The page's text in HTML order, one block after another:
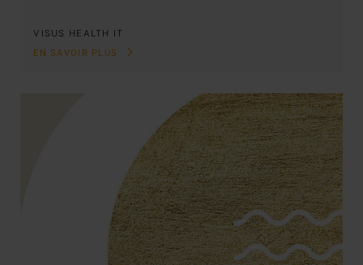
VISUS HEALTH IT
EN SAVOIR PLUS